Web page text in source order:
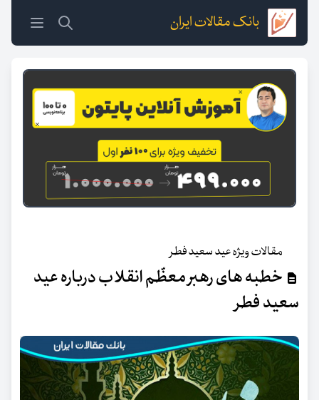
بانک مقالات ایران
مقالات ویژه عید سعید فطر
خطبه های رهبر معظّم انقلاب درباره عید
سعید فطر